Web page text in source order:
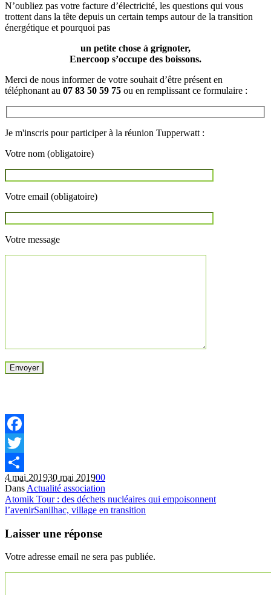
N’oubliez pas votre facture d’électricité, les questions qui vous
trottent dans la tête depuis un certain temps autour de la transition
énergétique et pourquoi pas
un petite chose à grignoter,
Enercoop s’occupe des boissons.
Merci de nous informer de votre souhait d’être présent en
téléphonant au 07 83 50 59 75 ou en remplissant ce formulaire :
Je m'inscris pour participer à la réunion Tupperwatt :
Votre nom (obligatoire)
Votre email (obligatoire)
Votre message
Facebook
Twitter
Partager
4 mai 201930 mai 201900
Dans Actualité association
Atomik Tour : des déchets nucléaires qui empoisonnent
l’avenirSanilhac, village en transition
Laisser une réponse
Votre adresse email ne sera pas publiée.